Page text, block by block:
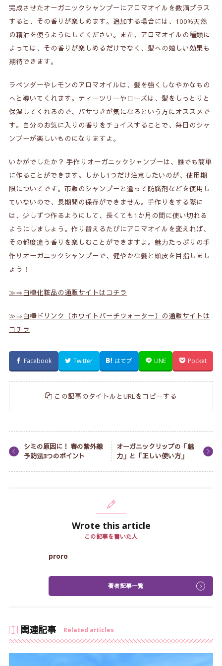
完成させたオーガニックシャンプーにアロマオイルを数滴プラス
すると、その香りが楽しめます。追加する場合には、100%天然
の精油を使うようにしてください。また、アロマオイルの種類に
よっては、その香りが楽しめるだけでなく、髪への嬉しい効果も
期待できます。
ラベンダーやレモンのアロマオイルは、髪を強くしなやかなもの
へと導いてくれます。ティーツリーやローズは、髪をしっとりと
保湿してくれるので、パサつきが気になるという方にオススメで
す。自分のお気に入りの香りをチョイスすることで、毎日のシャ
ンプーが楽しいものになりますよ。
いかがでしたか？ 手作りオーガニックシャンプーは、誰でも簡単
に作ることができます。しかし1つだけ注意したいのが、使用期
限についてです。市販のシャンプーと違って防腐剤などを使用し
ていないので、長期間の保存ができません。手作りをする際に
は、少しずつ作るようにして、長くても1か月の間に使い切れる
ようにしましょう。作り替えるたびにアロマオイルを変えれば、
その都度違う香りを楽しむことができますよ。魅力たっぷりの手
作りオーガニックシャンプーで、健やかな髪と頭皮を目指しまし
ょう！
≫⇒白樺化粧品の通販サイトはコチラ
≫⇒白樺ドリンク（ホワイトバーチウォーター）の通販サイトは
コチラ
Facebook Twitter はてブ LINE Pocket
この記事のタイトルとURLをコピーする
シミの原因に！ 春の紫外線
予防法3つのポイント
オーガニックリップの「魅
力」と「正しい使い方」
Wrote this article
この記事を書いた人
proro
著者記事一覧
関連記事 Related articles